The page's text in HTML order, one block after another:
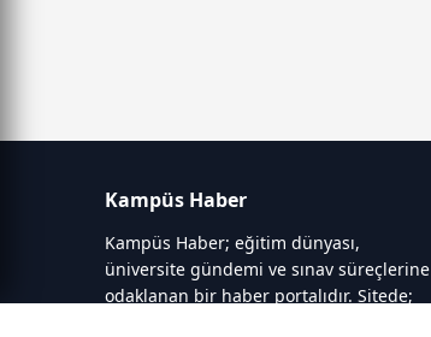
Kampüs Haber
Kampüs Haber; eğitim dünyası,
üniversite gündemi ve sınav süreçlerine
odaklanan bir haber portalıdır. Sitede;